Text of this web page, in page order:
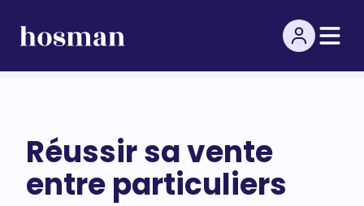
Réussir sa vente
entre particuliers